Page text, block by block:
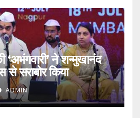
‘अभंगवारी’ ने शन्मुखानंद
से सराबोर किया
ADMIN